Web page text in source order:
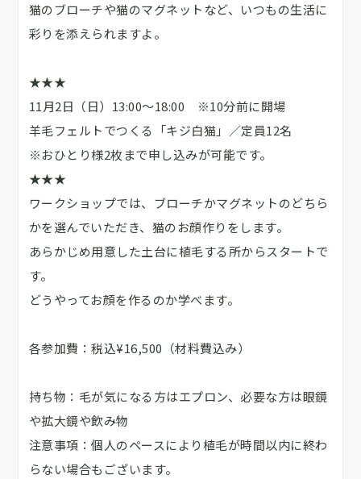
猫のブローチや猫のマグネットなど、いつもの生活に
彩りを添えられますよ。
★★★
11月2日（日）13:00～18:00 ※10分前に開場
羊毛フェルトでつくる「キジ白猫」／定員12名
※おひとり様2枚まで申し込みが可能です。
★★★
ワークショップでは、ブローチかマグネットのどちら
かを選んでいただき、猫のお顔作りをします。
あらかじめ用意した土台に植毛する所からスタートで
す。
どうやってお顔を作るのか学べます。
各参加費：税込¥16,500（材料費込み）
持ち物：毛が気になる方はエプロン、必要な方は眼鏡
や拡大鏡や飲み物
注意事項：個人のペースにより植毛が時間以内に終わ
らない場合もございます。